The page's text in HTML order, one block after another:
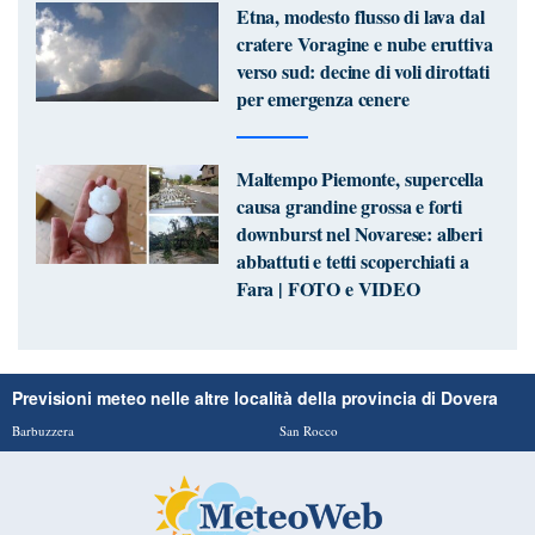
Etna, modesto flusso di lava dal
cratere Voragine e nube eruttiva
verso sud: decine di voli dirottati
per emergenza cenere
Maltempo Piemonte, supercella
causa grandine grossa e forti
downburst nel Novarese: alberi
abbattuti e tetti scoperchiati a
Fara | FOTO e VIDEO
Previsioni meteo nelle altre località della provincia di Dovera
Barbuzzera San Rocco